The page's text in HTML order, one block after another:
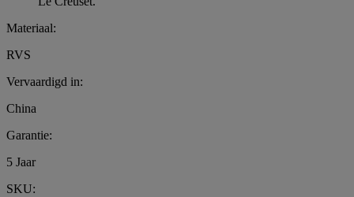
Materiaal:
RVS
Vervaardigd in:
China
Garantie:
5 Jaar
SKU: